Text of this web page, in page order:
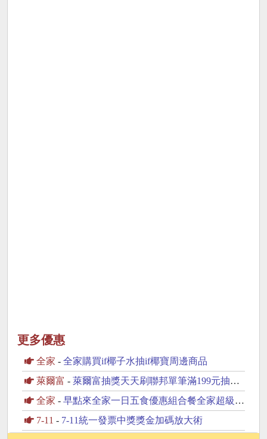
更多優惠
全家 - 全家購買if椰子水抽if椰寶周邊商品
萊爾富 - 萊爾富抽獎天天刷聯邦單筆滿199元抽黃金豆
全家 - 早點來全家一日五食優惠組合餐全家超級配抽30份鮮食
7-11 - 7-11統一發票中獎獎金加碼放大術